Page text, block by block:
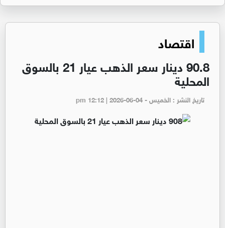
اقتصاد
90.8 دينار سعر الذهب عيار 21 بالسوق
المحلية
تاريخ النشر : الخميس - pm 12:12 | 2026-06-04